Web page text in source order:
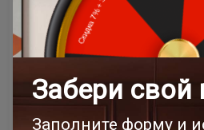
Цена за полотно
24 607 ₽
28 950 ₽